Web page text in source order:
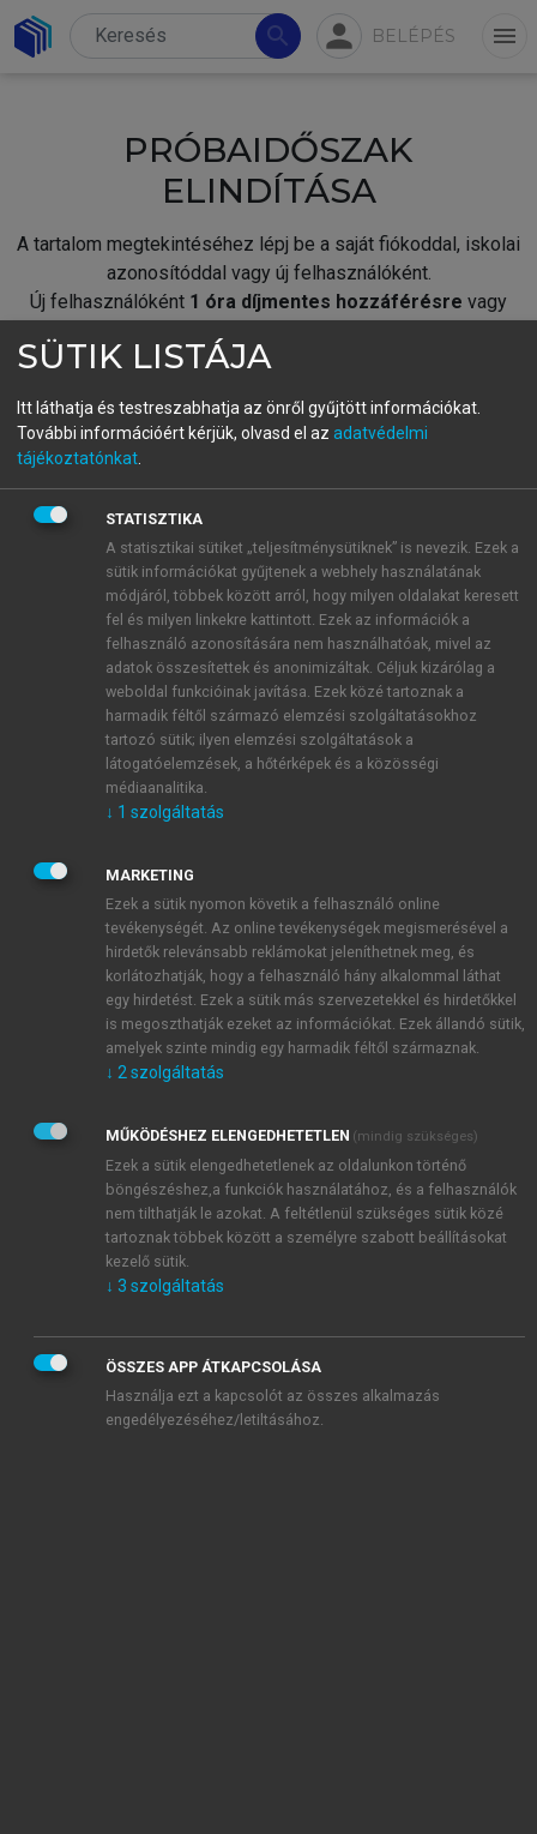
search person BELÉPÉS menu
PRÓBAIDŐSZAK
ELINDÍTÁSA
A tartalom megtekintéséhez lépj be a saját fiókoddal, iskolai
azonosítóddal vagy új felhasználóként.
Új felhasználóként 1 óra díjmentes hozzáférésre vagy
fiókoddal,vagy hozz létre új fiókot.
A regisztráció után apróbaidőszakautomatikusan
BELÉPÉS SAJÁT FIÓKKAL
ÚJ FIÓK LÉTREHOZÁSA
1 óra díjmentes hozzáférés
E-MAIL-CÍM
JELSZÓ
JELSZÓ ÚJRA
Kérek értesítést a MeRSZ újdonságairól, akcióiról.
Kérek értesítést az Akadémiai Kiadó Zrt. újdonságairól,
Adatkezelési tájékoztatóbanfoglaltakat tudomásul
veszem és elfogadom.
Általános vásárlási feltételeket, valamint a szotar.netés a
mersz.huoldalak licencszerződéseiben foglaltakat
tudomásul veszem és elfogadom.
KIPRÓBÁLOM
SÜTIK LISTÁJA
Itt láthatja és testreszabhatja az önről gyűjtött információkat.
További információért kérjük, olvasd el az adatvédelmi
tájékoztatónkat
STATISZTIKA
A statisztikai sütiket „teljesítménysütiknek” is nevezik. Ezek a
sütik információkat gyűjtenek a webhely használatának
módjáról, többek között arról, hogy milyen oldalakat keresett
fel és milyen linkekre kattintott. Ezek az információk a
felhasználó azonosítására nem használhatóak, mivel az
adatok összesítettek és anonimizáltak. Céljuk kizárólag a
weboldal funkcióinak javítása. Ezek közé tartoznak a
harmadik féltől származó elemzési szolgáltatásokhoz
tartozó sütik; ilyen elemzési szolgáltatások a
látogatóelemzések, a hőtérképek és a közösségi
médiaanalitika.
↓ 1 szolgáltatás
MARKETING
Ezek a sütik nyomon követik a felhasználó online
tevékenységét. Az online tevékenységek megismerésével a
hirdetők relevánsabb reklámokat jeleníthetnek meg, és
korlátozhatják, hogy a felhasználó hány alkalommal láthat
egy hirdetést. Ezek a sütik más szervezetekkel és hirdetőkkel
is megoszthatják ezeket az információkat. Ezek állandó sütik,
amelyek szinte mindig egy harmadik féltől származnak.
↓ 2 szolgáltatás
MŰKÖDÉSHEZ ELENGEDHETETLEN (mindig szükséges)
Ezek a sütik elengedhetetlenek az oldalunkon történő
böngészéshez,a funkciók használatához, és a felhasználók
nem tilthatják le azokat. A feltétlenül szükséges sütik közé
tartoznak többek között a személyre szabott beállításokat
kezelő sütik.
↓ 3 szolgáltatás
ÖSSZES APP ÁTKAPCSOLÁSA
Használja ezt a kapcsolót az összes alkalmazás
engedélyezéséhez/letiltásához.